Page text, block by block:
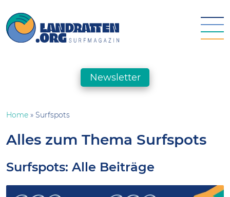
content
Newsletter
Home » Surfspots
Alles zum Thema Surfspots
Surfspots: Alle Beiträge